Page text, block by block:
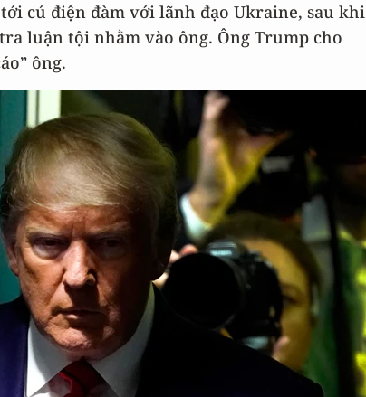
cú điện đàm với lãnh đạo Ukraine, sau khi
luận tội nhằm vào ông. Ông Trump cho
ông.